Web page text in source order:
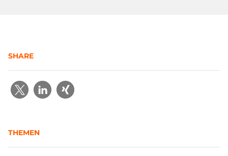
SHARE
THEMEN